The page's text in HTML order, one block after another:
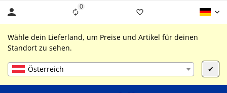
0Liste ist leer
Wähle dein Lieferland, um Preise und Artikel für deinen
Standort zu sehen.
Österreich ✔